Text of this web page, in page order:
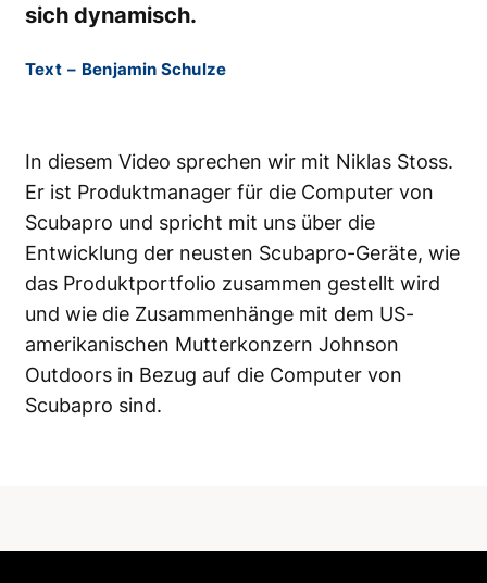
sich dynamisch.
Text – Benjamin Schulze
In diesem Video sprechen wir mit Niklas Stoss.
Er ist Produktmanager für die Computer von
Scubapro und spricht mit uns über die
Entwicklung der neusten Scubapro-Geräte, wie
das Produktportfolio zusammen gestellt wird
und wie die Zusammenhänge mit dem US-
amerikanischen Mutterkonzern Johnson
Outdoors in Bezug auf die Computer von
Scubapro sind.